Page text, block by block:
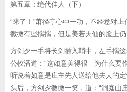
第五章：绝代佳人（下）
“来了！”萧径亭心中一动，不经意对
微微有些揣揣，但是美若天仙的脸上仍
方剑夕一手将长剑插入鞘中，左手揣
公牧潘道：“这如意美得很，为什么要
听说着如意是庄主先人送给他夫人的
头后，方剑夕微微一笑，道：“洞庭山